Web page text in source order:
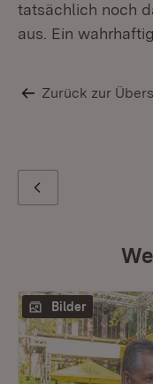
tatsächlich noch
aus. Ein
Zurück zur
Bilder